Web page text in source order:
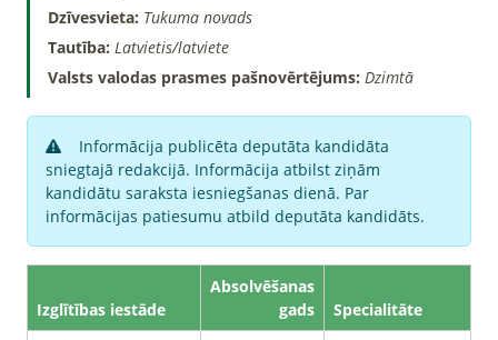
Dzīvesvieta: Tukuma novads
Tautība: Latvietis/latviete
Valsts valodas prasmes pašnovērtējums: Dzimtā
Informācija publicēta deputāta kandidāta
sniegtajā redakcijā. Informācija atbilst ziņām
kandidātu saraksta iesniegšanas dienā. Par
informācijas patiesumu atbild deputāta kandidāts.
Izglītības iestāde
Absolvēšanas
gads
Specialitāte